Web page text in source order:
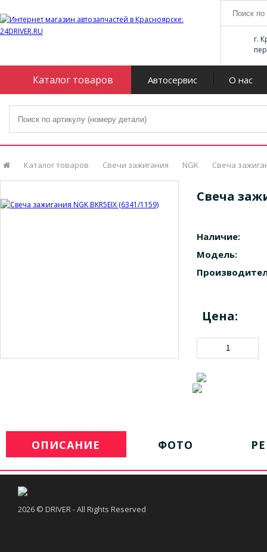
г.
Каталог товаров Автосервис О нас
Каталог товаров Свечи зажигания NGK Свеча
Свеча
Наличие:
Модель:
Цена:
ОПИСАНИЕ ФОТО
2026 © DRIVER - All Rights Reserved